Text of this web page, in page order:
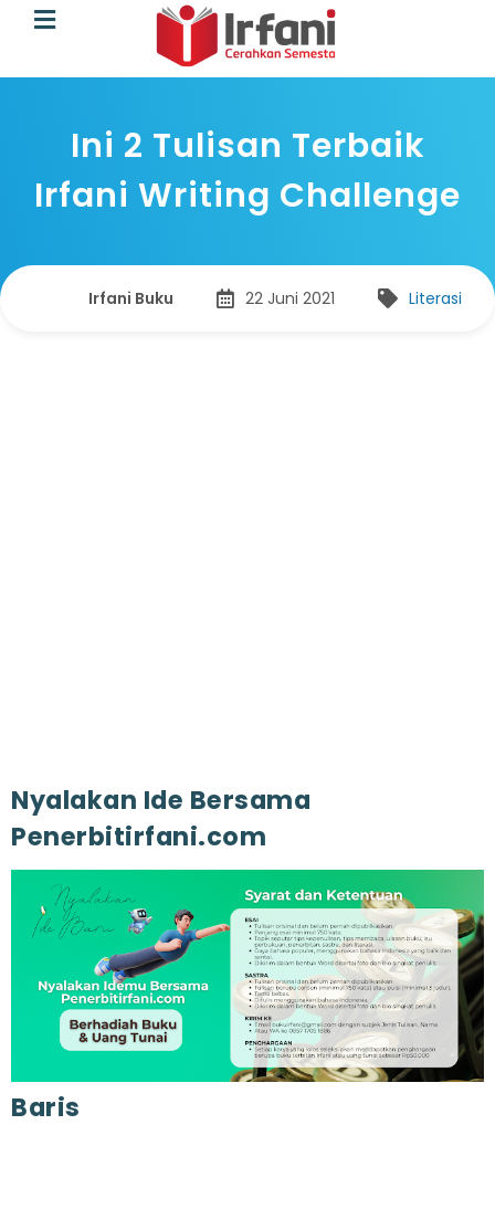
Ini 2 Tulisan Terbaik
Irfani Writing Challenge
Irfani Buku 22 Juni 2021 Literasi
Nyalakan Ide Bersama
Penerbitirfani.com
Baris